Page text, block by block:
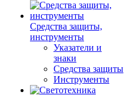
Средства защиты,
инструменты
Указатели и
знаки
Средства защиты
Инструменты